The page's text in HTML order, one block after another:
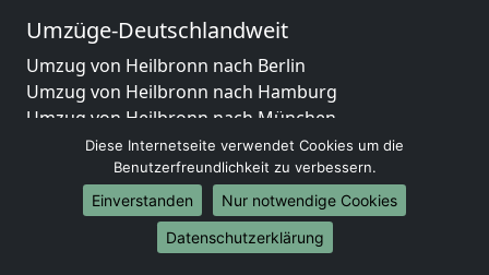
Umzüge-Deutschlandweit
Umzug von Heilbronn nach Berlin
Umzug von Heilbronn nach Hamburg
Umzug von Heilbronn nach München
Umzug von Heilbronn nach Köln
Umzug von Heilbronn nach Frankfurt am Main
Umzug von Heilbronn nach Stuttgart
Umzug von Heilbronn nach Düsseldorf
Umzug von Heilbronn nach Leipzig
Diese Internetseite verwendet Cookies um die
Benutzerfreundlichkeit zu verbessern.
Einverstanden
Nur notwendige Cookies
Datenschutzerklärung